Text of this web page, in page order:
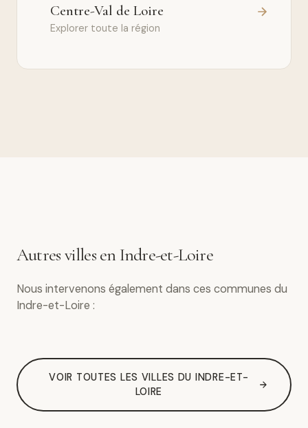
Centre-Val de Loire
Explorer toute la région
Autres villes en Indre-et-Loire
Nous intervenons également dans ces communes du
Indre-et-Loire :
VOIR TOUTES LES VILLES DU INDRE-ET-
LOIRE